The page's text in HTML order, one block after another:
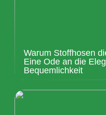
Warum Stoffhosen
Eine Ode an die
Bequemlichkeit